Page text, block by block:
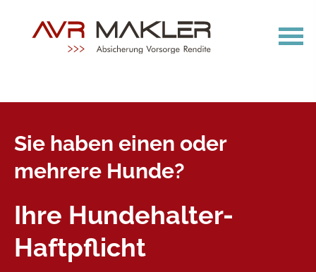
Sie haben einen oder
mehrere Hunde?
Ihre Hundehalter-
Haftpflicht